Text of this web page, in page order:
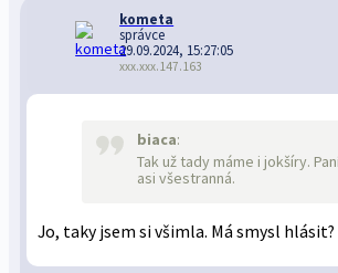
kometa
správce
29.09.2024, 15:27:05
xxx.xxx.147.163
biaca:
Tak už tady máme i jokšíry.
asi všestranná.
Jo, taky jsem si všimla. Má smysl hlásit?